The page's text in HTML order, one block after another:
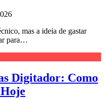
mas a ideia de gastar
para…
Digitador: Como